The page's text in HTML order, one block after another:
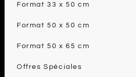
Format 33 x 50 cm
Format 50 x 50 cm
Format 50 x 65 cm
Offres Spéciales